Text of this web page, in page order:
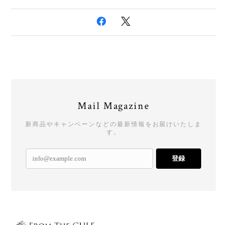
Mail Magazine
新商品やキャンペーンなどの最新情報をお届けいたしま
す。
登録